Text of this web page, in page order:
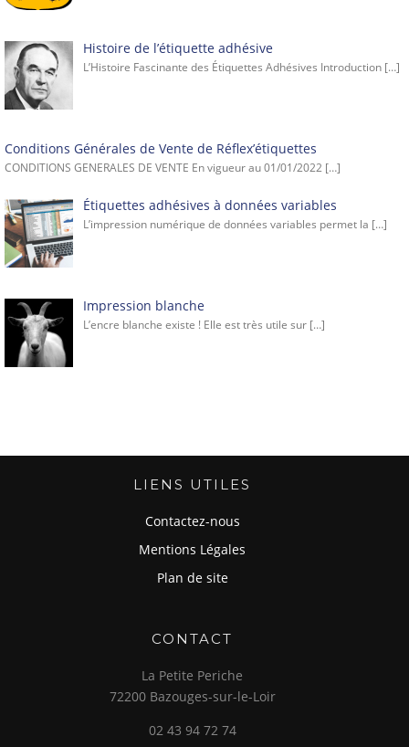
Histoire de l’étiquette adhésive
L’Histoire Fascinante des Étiquettes Adhésives Introduction […]
Conditions Générales de Vente de Réflex’étiquettes
CONDITIONS GENERALES DE VENTE En vigueur au 01/01/2022 […]
Étiquettes adhésives à données variables
L’impression numérique de données variables permet la […]
Impression blanche
L’encre blanche existe ! Elle est très utile sur […]
LIENS UTILES
Contactez-nous
Mentions Légales
Plan de site
CONTACT
La Petite Periche
72200 Bazouges-sur-le-Loir
02 43 94 72 74